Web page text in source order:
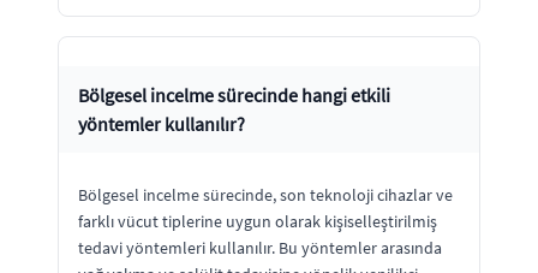
Bölgesel incelme sürecinde hangi etkili
yöntemler kullanılır?
Bölgesel incelme sürecinde, son teknoloji cihazlar ve
farklı vücut tiplerine uygun olarak kişiselleştirilmiş
tedavi yöntemleri kullanılır. Bu yöntemler arasında